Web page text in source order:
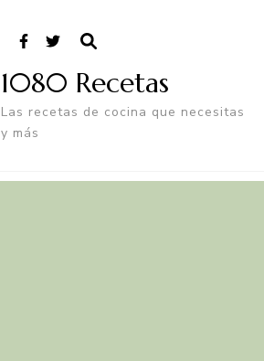
1080 Recetas
Las recetas de cocina que necesitas
y más